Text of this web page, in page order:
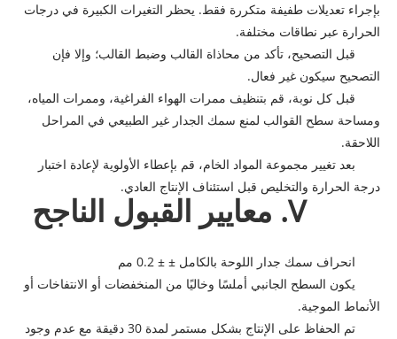
بإجراء تعديلات طفيفة متكررة فقط. يحظر التغيرات الكبيرة في درجات
الحرارة عبر نطاقات مختلفة.
قبل التصحيح، تأكد من محاذاة القالب وضبط القالب؛ وإلا فإن
التصحيح سيكون غير فعال.
قبل كل نوبة، قم بتنظيف ممرات الهواء الفراغية، وممرات المياه،
ومساحة سطح القوالب لمنع سمك الجدار غير الطبيعي في المراحل
اللاحقة.
بعد تغيير مجموعة المواد الخام، قم بإعطاء الأولوية لإعادة اختبار
درجة الحرارة والتخليص قبل استئناف الإنتاج العادي.
V. معايير القبول الناجح
انحراف سمك جدار اللوحة بالكامل ± ± 0.2 مم
يكون السطح الجانبي أملسًا وخاليًا من المنخفضات أو الانتفاخات أو
الأنماط الموجية.
تم الحفاظ على الإنتاج بشكل مستمر لمدة 30 دقيقة مع عدم وجود